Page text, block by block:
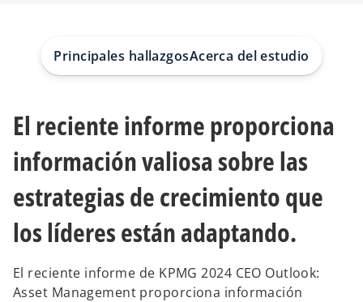
e
t
n
u
e
a
p
e
t
n
u
e
a
Principales hallazgosAcerca del estudio
El reciente informe proporciona
información valiosa sobre las
estrategias de crecimiento que
los líderes están adaptando.
El reciente informe de KPMG 2024 CEO Outlook:
Asset Management proporciona información